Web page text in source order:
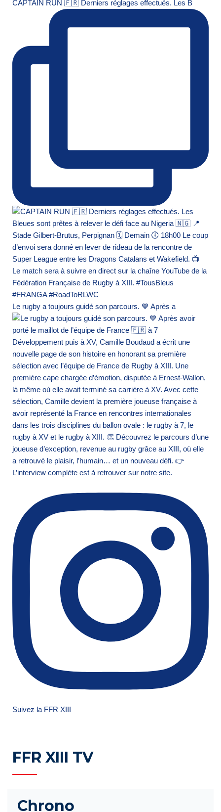
CAPTAIN RUN 🇫🇷 Derniers réglages effectués. Les B
Le rugby a toujours guidé son parcours. 💙 Après a
Suivez la FFR XIII
FFR XIII TV
Chrono